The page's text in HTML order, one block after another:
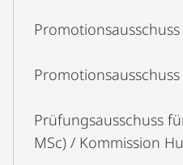
Prüfungsausschuss
MSc) / Kommission